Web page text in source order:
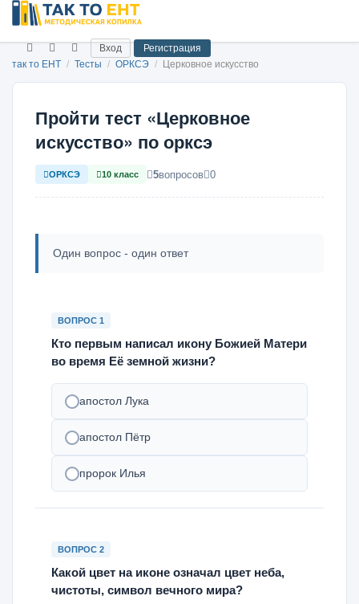
Вход
Регистрация
так то ЕНТ / Тесты / ОРКСЭ / Церковное искусство
Пройти тест «Церковное
искусство» по орксэ
ОРКСЭ 10 класс 5вопросов 0
Один вопрос - один ответ
ВОПРОС 1
Кто первым написал икону Божией Матери
во время Её земной жизни?
апостол Лука
апостол Пётр
пророк Илья
ВОПРОС 2
Какой цвет на иконе означал цвет неба,
чистоты, символ вечного мира?